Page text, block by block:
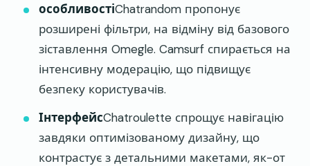
особливостіChatrandom пропонує
розширені фільтри, на відміну від базового
зіставлення Omegle. Camsurf спирається на
інтенсивну модерацію, що підвищує
безпеку користувачів.
ІнтерфейсChatroulette спрощує навігацію
завдяки оптимізованому дизайну, що
контрастує з детальними макетами, як-от